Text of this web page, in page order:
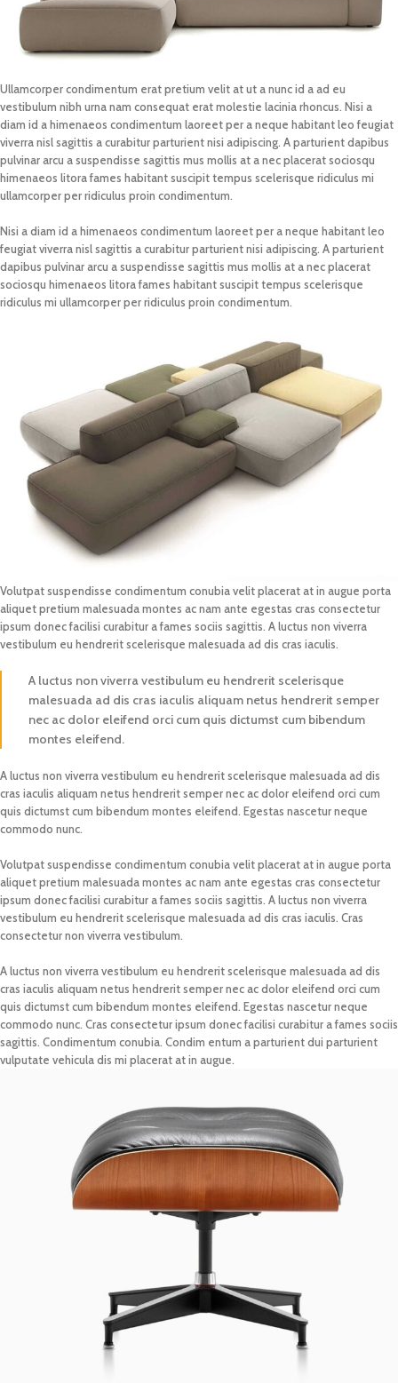
Ullamcorper condimentum erat pretium velit at ut a nunc id a ad eu
vestibulum nibh urna nam consequat erat molestie lacinia rhoncus. Nisi a
diam id a himenaeos condimentum laoreet per a neque habitant leo feugiat
viverra nisl sagittis a curabitur parturient nisi adipiscing. A parturient dapibus
pulvinar arcu a suspendisse sagittis mus mollis at a nec placerat sociosqu
himenaeos litora fames habitant suscipit tempus scelerisque ridiculus mi
ullamcorper per ridiculus proin condimentum.
Nisi a diam id a himenaeos condimentum laoreet per a neque habitant leo
feugiat viverra nisl sagittis a curabitur parturient nisi adipiscing. A parturient
dapibus pulvinar arcu a suspendisse sagittis mus mollis at a nec placerat
sociosqu himenaeos litora fames habitant suscipit tempus scelerisque
ridiculus mi ullamcorper per ridiculus proin condimentum.
Volutpat suspendisse condimentum conubia velit placerat at in augue porta
aliquet pretium malesuada montes ac nam ante egestas cras consectetur
ipsum donec facilisi curabitur a fames sociis sagittis. A luctus non viverra
vestibulum eu hendrerit scelerisque malesuada ad dis cras iaculis.
A luctus non viverra vestibulum eu hendrerit scelerisque
malesuada ad dis cras iaculis aliquam netus hendrerit semper
nec ac dolor eleifend orci cum quis dictumst cum bibendum
montes eleifend.
A luctus non viverra vestibulum eu hendrerit scelerisque malesuada ad dis
cras iaculis aliquam netus hendrerit semper nec ac dolor eleifend orci cum
quis dictumst cum bibendum montes eleifend. Egestas nascetur neque
commodo nunc.
Volutpat suspendisse condimentum conubia velit placerat at in augue porta
aliquet pretium malesuada montes ac nam ante egestas cras consectetur
ipsum donec facilisi curabitur a fames sociis sagittis. A luctus non viverra
vestibulum eu hendrerit scelerisque malesuada ad dis cras iaculis. Cras
consectetur non viverra vestibulum.
A luctus non viverra vestibulum eu hendrerit scelerisque malesuada ad dis
cras iaculis aliquam netus hendrerit semper nec ac dolor eleifend orci cum
quis dictumst cum bibendum montes eleifend. Egestas nascetur neque
commodo nunc. Cras consectetur ipsum donec facilisi curabitur a fames sociis
sagittis. Condimentum conubia. Condim entum a parturient dui parturient
vulputate vehicula dis mi placerat at in augue.